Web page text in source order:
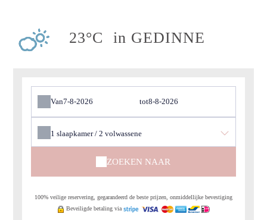
23°C in GEDINNE
Van tot
1slaapkamer /2volwassene
ZOEKEN NAAR
100% veilige reservering, gegarandeerd de beste prijzen, onmiddellijke bevestiging
Beveiligde betaling via